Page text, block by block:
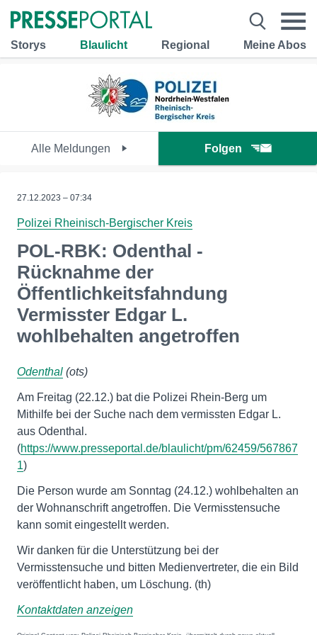
Storys Blaulicht Regional Meine Abos
Alle Meldungen Folgen
27.12.2023 – 07:34
Polizei Rheinisch-Bergischer Kreis
POL-RBK: Odenthal -
Rücknahme der
Öffentlichkeitsfahndung
Vermisster Edgar L.
wohlbehalten angetroffen
Odenthal (ots)
Am Freitag (22.12.) bat die Polizei Rhein-Berg um
Mithilfe bei der Suche nach dem vermissten Edgar L.
aus Odenthal.
(https://www.presseportal.de/blaulicht/pm/62459/567867
1)
Die Person wurde am Sonntag (24.12.) wohlbehalten an
der Wohnanschrift angetroffen. Die Vermisstensuche
kann somit eingestellt werden.
Wir danken für die Unterstützung bei der
Vermisstensuche und bitten Medienvertreter, die ein Bild
veröffentlicht haben, um Löschung. (th)
Kontaktdaten anzeigen